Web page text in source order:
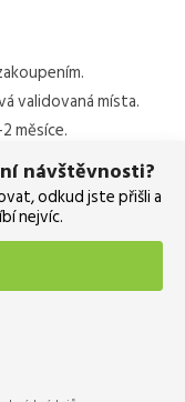
návštěvnosti?
odkud jste přišli a
nejvíc.
validovaná místa.
měsíce.
pozáruční servis